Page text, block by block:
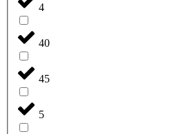
4
40
45
5